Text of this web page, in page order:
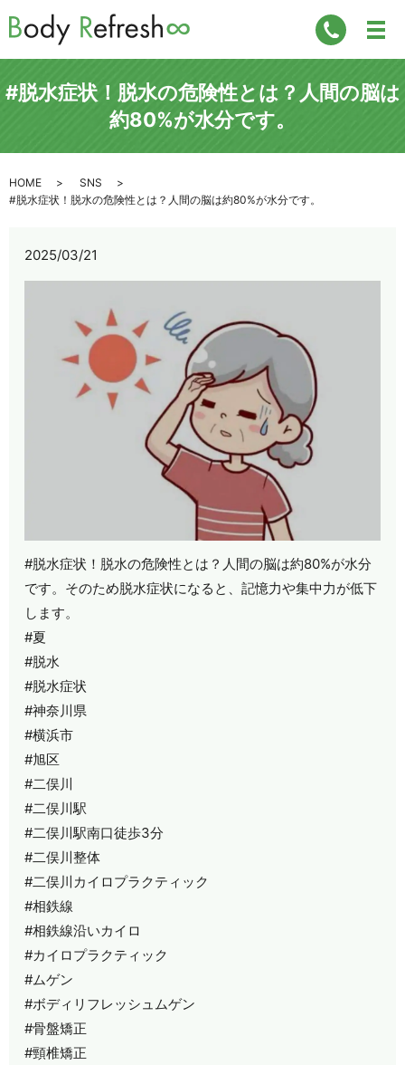
#脱水症状！脱水の危険性とは？人間の脳は
約80%が水分です。
HOME
SNS
#脱水症状！脱水の危険性とは？人間の脳は約80%が水分です。
2025/03/21
#脱水症状！脱水の危険性とは？人間の脳は約80%が水分
です。そのため脱水症状になると、記憶力や集中力が低下
します。
#夏
#脱水
#脱水症状
#神奈川県
#横浜市
#旭区
#二俣川
#二俣川駅
#二俣川駅南口徒歩3分
#二俣川整体
#二俣川カイロプラクティック
#相鉄線
#相鉄線沿いカイロ
#カイロプラクティック
#ムゲン
#ボディリフレッシュムゲン
#骨盤矯正
#頸椎矯正